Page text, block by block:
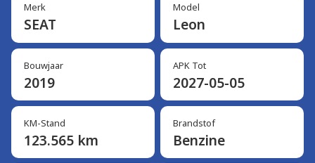
Merk
SEAT
Model
Leon
Bouwjaar
2019
APK Tot
2027-05-05
KM-Stand
123.565 km
Brandstof
Benzine